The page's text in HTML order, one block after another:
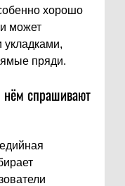
хорошо
может
укладками,
пряди.
спрашивают